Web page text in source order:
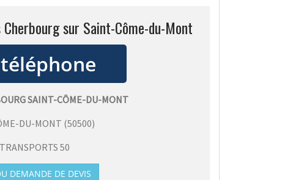
sur Saint-Côme-du-Mont
SAINT-CÔME-DU-MONT
DU-MONT (50500)
TRANSPORTS 50
DEMANDE DE DEVIS